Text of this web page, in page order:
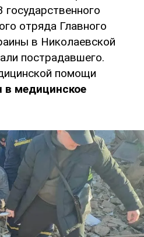
государственного
отряда Главного
в Николаевской
пострадавшего.
помощи
медицинское